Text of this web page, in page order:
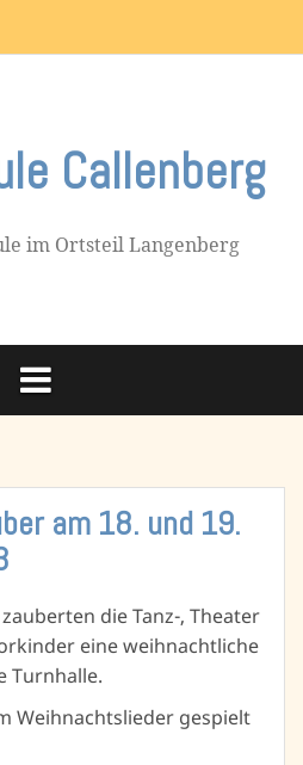
Callenberg
im Ortsteil Langenberg
am 18. und 19.
die Tanz-, Theater
eine weihnachtliche
Turnhalle.
Weihnachtslieder gespielt